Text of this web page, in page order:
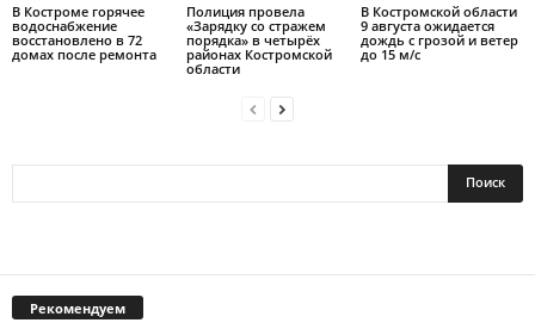
В Костроме горячее
водоснабжение
восстановлено в 72
домах после ремонта
Полиция провела
«Зарядку со стражем
порядка» в четырёх
районах Костромской
области
В Костромской области
9 августа ожидается
дождь с грозой и ветер
до 15 м/с
Рекомендуем